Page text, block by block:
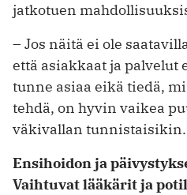
jatkotuen
– Jos näitä ei ole
että asiakkaat ja palvelut
tunne asiaa eikä tiedä,
tehdä, on hyvin vaikea
väkivallan tunnistaisikin.
Ensihoidon ja
Vaihtuvat lääkärit ja